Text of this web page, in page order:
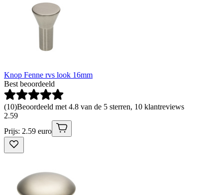
Knop Fenne rvs look 16mm
Best beoordeeld
(10)Beoordeeld met 4.8 van de 5 sterren, 10 klantreviews
2.59
Prijs: 2.59 euro